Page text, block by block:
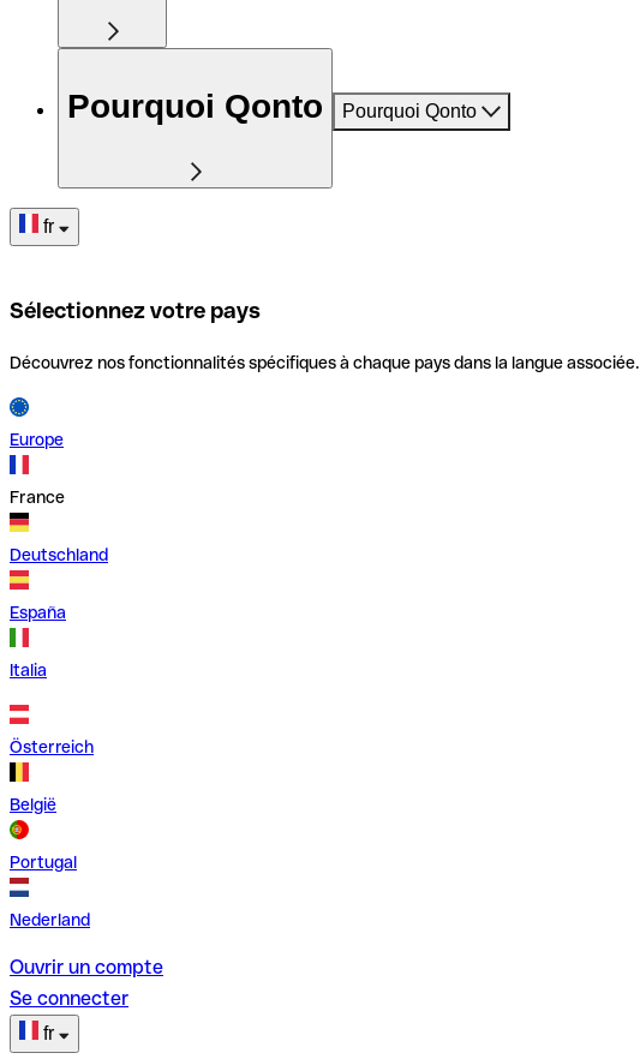
Pourquoi Qonto Pourquoi Qonto
fr
Sélectionnez votre pays
Découvrez nos fonctionnalités spécifiques à chaque pays dans la langue associée.
Europe
France
Deutschland
España
Italia
Österreich
België
Portugal
Nederland
Ouvrir un compte
Se connecter
fr